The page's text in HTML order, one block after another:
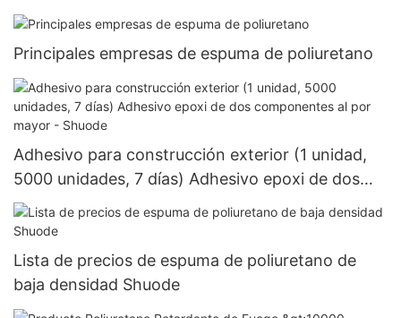
Principales empresas de espuma de poliuretano
Adhesivo para construcción exterior (1 unidad,
5000 unidades, 7 días) Adhesivo epoxi de dos
componentes al por mayor - Shuode
Lista de precios de espuma de poliuretano de
baja densidad Shuode